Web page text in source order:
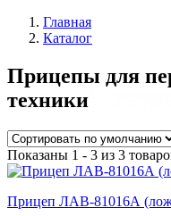
Главная
Каталог
Прицепы для
техники
Показаны 1 - 3 из 3
Прицеп ЛАВ-81016А